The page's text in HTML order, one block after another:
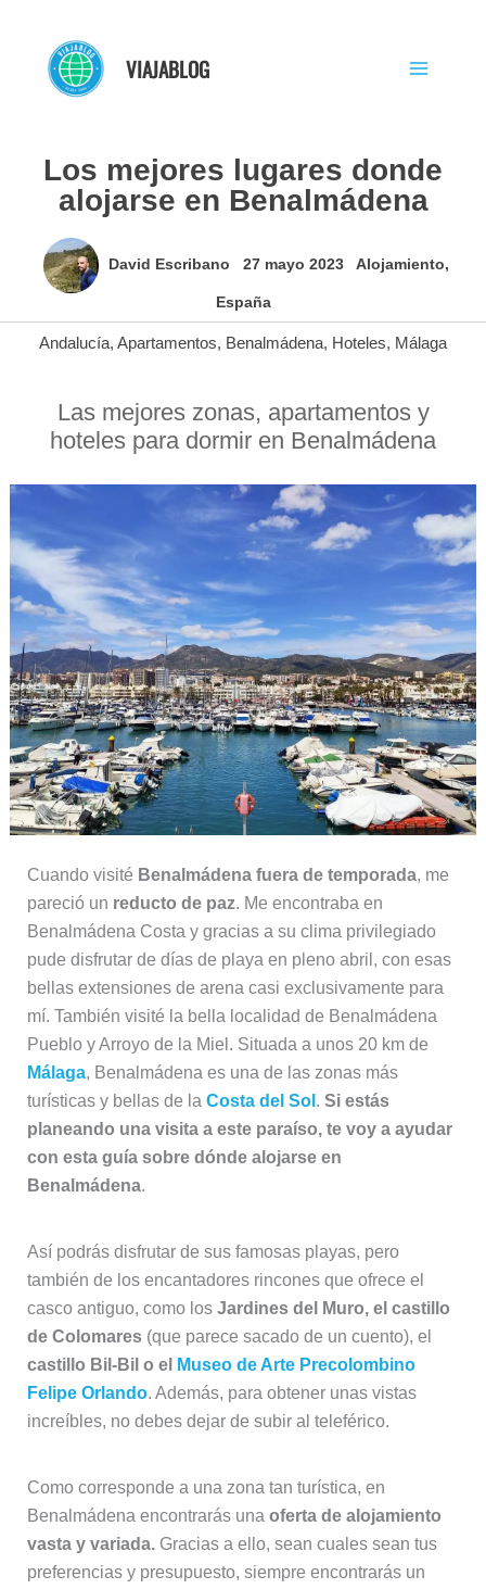
contenido
VIAJABLOG
Los mejores lugares donde
alojarse en Benalmádena
David Escribano 27 mayo 2023 Alojamiento,
España
Andalucía, Apartamentos, Benalmádena, Hoteles, Málaga
Las mejores zonas, apartamentos y
hoteles para dormir en Benalmádena
Cuando visité Benalmádena fuera de temporada, me
pareció un reducto de paz. Me encontraba en
Benalmádena Costa y gracias a su clima privilegiado
pude disfrutar de días de playa en pleno abril, con esas
bellas extensiones de arena casi exclusivamente para
mí. También visité la bella localidad de Benalmádena
Pueblo y Arroyo de la Miel. Situada a unos 20 km de
Málaga, Benalmádena es una de las zonas más
turísticas y bellas de la Costa del Sol . Si estás
planeando una visita a este paraíso, te voy a ayudar
con esta guía sobre dónde alojarse en
Benalmádena.
Así podrás disfrutar de sus famosas playas, pero
también de los encantadores rincones que ofrece el
casco antiguo, como los Jardines del Muro, el castillo
de Colomares(que parece sacado de un cuento), el
castillo Bil-Bil o el
Museo de Arte Precolombino
Felipe Orlando. Además, para obtener unas vistas
increíbles, no debes dejar de subir al teleférico.
Como corresponde a una zona tan turística, en
Benalmádena encontrarás una oferta de alojamiento
vasta y variada.Gracias a ello, sean cuales sean tus
preferencias y presupuesto, siempre encontrarás un